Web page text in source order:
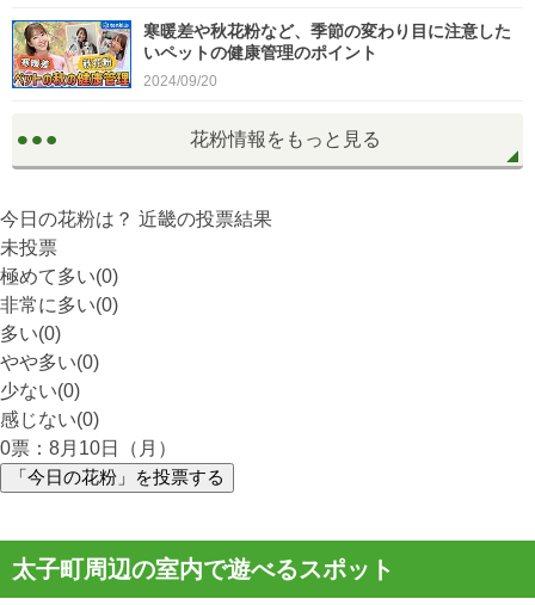
寒暖差や秋花粉など、季節の変わり目に注意した
いペットの健康管理のポイント
2024/09/20
花粉情報をもっと見る
今日の花粉は？ 近畿の投票結果
未投票
極めて多い(0)
非常に多い(0)
多い(0)
やや多い(0)
少ない(0)
感じない(0)
0票：8月10日（月）
「今日の花粉」を投票する
太子町周辺の室内で遊べるスポット